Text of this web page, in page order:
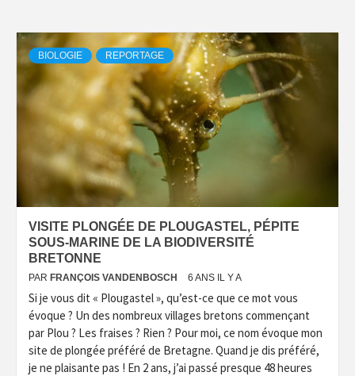
BIOLOGIE REPORTAGE
VISITE PLONGÉE DE PLOUGASTEL, PÉPITE
SOUS-MARINE DE LA BIODIVERSITÉ
BRETONNE
PAR FRANÇOIS VANDENBOSCH 6 ANS IL Y A
Si je vous dit « Plougastel », qu’est-ce que ce mot vous
évoque ? Un des nombreux villages bretons commençant
par Plou ? Les fraises ? Rien ? Pour moi, ce nom évoque mon
site de plongée préféré de Bretagne. Quand je dis préféré,
je ne plaisante pas ! En 2 ans, j’ai passé presque 48 heures